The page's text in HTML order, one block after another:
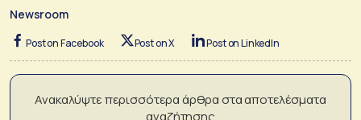
Newsroom
Post on Facebook Post on X Post on LinkedIn
Ανακαλύψτε περισσότερα άρθρα στα αποτελέσματα
αναζήτησης